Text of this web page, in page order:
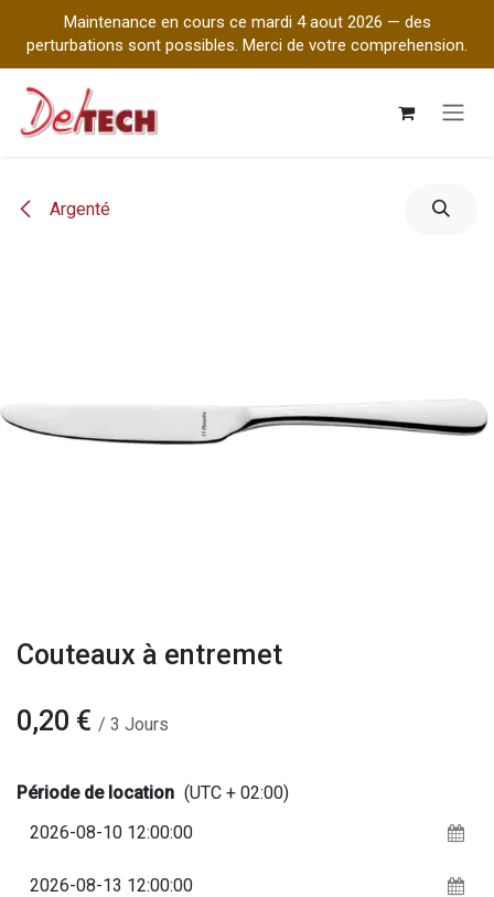
Maintenance en cours ce mardi 4 aout 2026 — des
perturbations sont possibles. Merci de votre comprehension.
Argenté
Couteaux à entremet
0,20 € / 3 Jours
Période de location (UTC + 02:00)